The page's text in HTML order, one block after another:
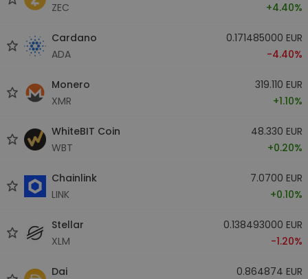
ZEC
+4.40%
Cardano
ADA
0.171485000 EUR
-4.40%
Monero
XMR
319.110 EUR
+1.10%
WhiteBIT Coin
WBT
48.330 EUR
+0.20%
Chainlink
LINK
7.0700 EUR
+0.10%
Stellar
XLM
0.138493000 EUR
-1.20%
Dai
0.864874 EUR